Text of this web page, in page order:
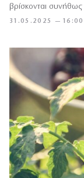
31.05.2025 — 16:00
βρίσκονται συνήθως